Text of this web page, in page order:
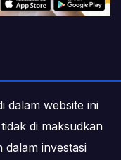
dalam website ini
di maksudkan
dalam investasi